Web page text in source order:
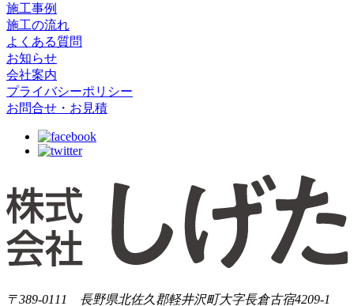
施工事例
施工の流れ
よくある質問
お知らせ
会社案内
プライバシーポリシー
お問合せ・お見積
〒389-0111 長野県北佐久郡軽井沢町大字長倉古宿4209-1